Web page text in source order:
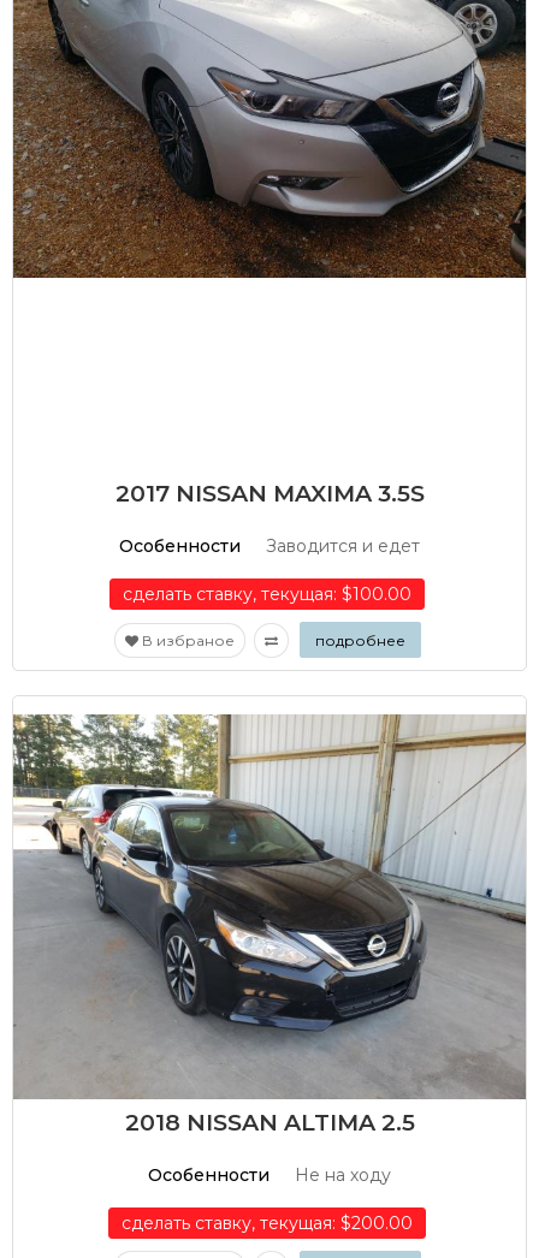
2017 NISSAN MAXIMA 3.5S
Особенности Заводится и едет
сделать ставку, текущая: $100.00
В избраное подробнее
2018 NISSAN ALTIMA 2.5
Особенности Не на ходу
сделать ставку, текущая: $200.00